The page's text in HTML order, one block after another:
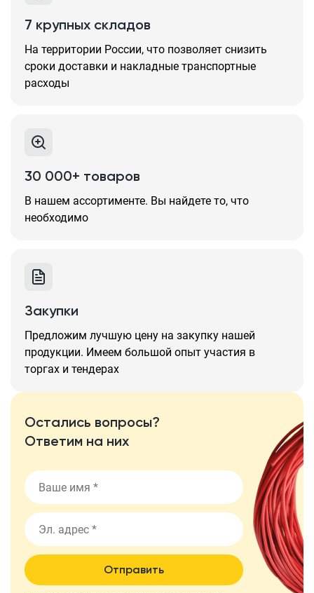
7 крупных складов
На территории России, что позволяет снизить
сроки доставки и накладные транспортные
расходы
30 000+ товаров
В нашем ассортименте. Вы найдете то, что
необходимо
Закупки
Предложим лучшую цену на закупку нашей
продукции. Имеем большой опыт участия в
торгах и тендерах
Остались вопросы?
Ответим на них
Отправить